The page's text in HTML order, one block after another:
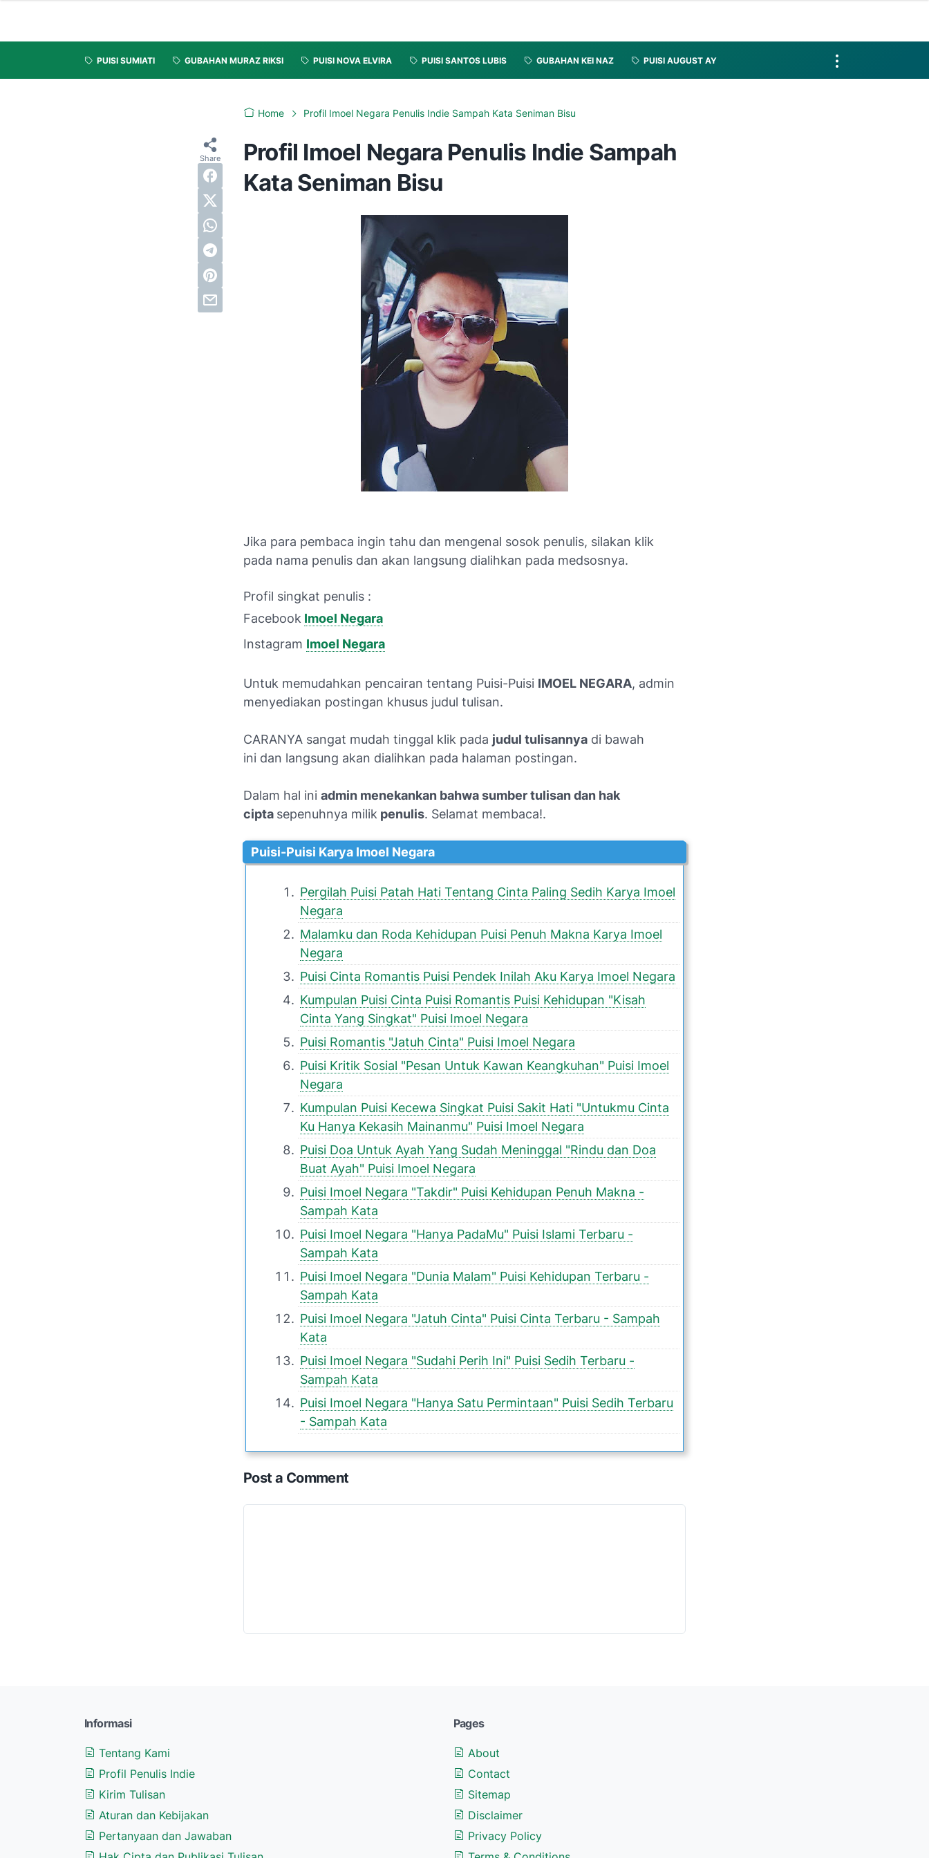
PUISI SUMIATI GUBAHAN MURAZ RIKSI PUISI NOVA ELVIRA PUISI SANTOS LUBIS GUBAHAN KEI NAZ PUISI AUGUST AY
Home Profil Imoel Negara Penulis Indie Sampah Kata Seniman Bisu
Profil Imoel Negara Penulis Indie Sampah
Kata Seniman Bisu
Jika para pembaca ingin tahu dan mengenal sosok penulis, silakan klik
pada nama penulis dan akan langsung dialihkan pada medsosnya.
Profil singkat penulis :
Facebook Imoel Negara
Instagram Imoel Negara
Untuk memudahkan pencairan tentang Puisi-Puisi IMOEL NEGARA, admin
menyediakan postingan khusus judul tulisan.
CARANYA sangat mudah tinggal klik pada judul tulisannya di bawah
ini dan langsung akan dialihkan pada halaman postingan.
Dalam hal ini admin menekankan bahwa sumber tulisan dan hak
cipta sepenuhnya milik penulis. Selamat membaca!.
Puisi-Puisi Karya Imoel Negara
Pergilah Puisi Patah Hati Tentang Cinta Paling Sedih Karya Imoel
Negara
Malamku dan Roda Kehidupan Puisi Penuh Makna Karya Imoel
Negara
Puisi Cinta Romantis Puisi Pendek Inilah Aku Karya Imoel Negara
Kumpulan Puisi Cinta Puisi Romantis Puisi Kehidupan "Kisah
Cinta Yang Singkat" Puisi Imoel Negara
Puisi Romantis "Jatuh Cinta" Puisi Imoel Negara
Puisi Kritik Sosial "Pesan Untuk Kawan Keangkuhan" Puisi Imoel
Negara
Kumpulan Puisi Kecewa Singkat Puisi Sakit Hati "Untukmu Cinta
Ku Hanya Kekasih Mainanmu" Puisi Imoel Negara
Puisi Doa Untuk Ayah Yang Sudah Meninggal "Rindu dan Doa
Buat Ayah" Puisi Imoel Negara
Puisi Imoel Negara "Takdir" Puisi Kehidupan Penuh Makna -
Sampah Kata
Puisi Imoel Negara "Hanya PadaMu" Puisi Islami Terbaru -
Sampah Kata
Puisi Imoel Negara "Dunia Malam" Puisi Kehidupan Terbaru -
Sampah Kata
Puisi Imoel Negara "Jatuh Cinta" Puisi Cinta Terbaru - Sampah
Kata
Puisi Imoel Negara "Sudahi Perih Ini" Puisi Sedih Terbaru -
Sampah Kata
Puisi Imoel Negara "Hanya Satu Permintaan" Puisi Sedih Terbaru
- Sampah Kata
Post a Comment
Informasi
Tentang Kami
Profil Penulis Indie
Kirim Tulisan
Aturan dan Kebijakan
Pertanyaan dan Jawaban
Pages
About
Contact
Sitemap
Disclaimer
Privacy Policy